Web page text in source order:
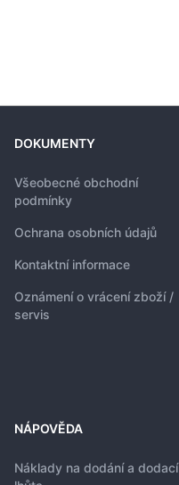
DOKUMENTY
Všeobecné obchodní
podmínky
Ochrana osobních údajů
Kontaktní informace
Oznámení o vrácení zboží /
servis
NÁPOVĚDA
Náklady na dodání a dodací